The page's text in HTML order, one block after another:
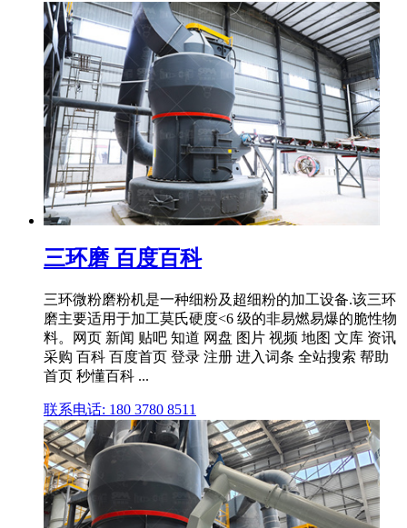
三环磨 百度百科
三环微粉磨粉机是一种细粉及超细粉的加工设备.该三环
磨主要适用于加工莫氏硬度<6 级的非易燃易爆的脆性物
料。网页 新闻 贴吧 知道 网盘 图片 视频 地图 文库 资讯
采购 百科 百度首页 登录 注册 进入词条 全站搜索 帮助
首页 秒懂百科 ...
联系电话: 180 3780 8511